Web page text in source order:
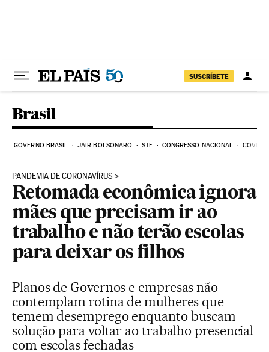
SUSCRÍBETE
Brasil
GOVERNO BRASIL JAIR BOLSONARO STF CONGRESSO NACIONAL COVID-
PANDEMIA DE CORONAVÍRUS
Retomada econômica ignora
mães que precisam ir ao
trabalho e não terão escolas
para deixar os filhos
Planos de Governos e empresas não
contemplam rotina de mulheres que
temem desemprego enquanto buscam
solução para voltar ao trabalho presencial
com escolas fechadas